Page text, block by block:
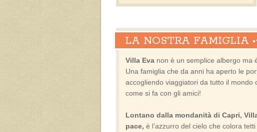
LA NOSTRA FAMIGLIA •
Villa Eva non è un semplice albergo ma
Una famiglia che da anni ha aperto le
accogliendo viaggiatori da tutto il mondo
come si fa con gli amici!
Lontano dalla mondanità di Capri,
pace, è l’azzurro del cielo che colora